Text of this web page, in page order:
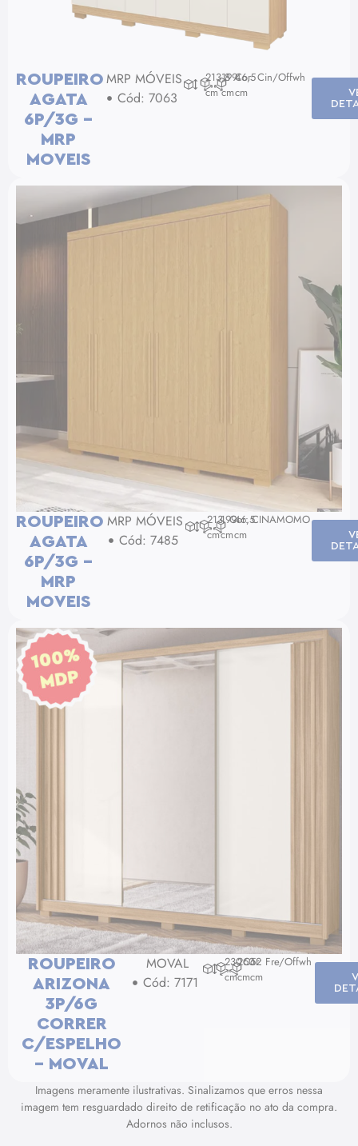
ROUPEIRO
AGATA
6P/3G –
MRP
MOVEIS
MRP MÓVEIS
Cód: 7063
213,8
cm
199
cm
46,5
cm
Cor: Cin/Offwh
ROUPEIRO
AGATA
6P/3G –
MRP
MOVEIS
MRP MÓVEIS
Cód: 7485
213
cm
199
cm
46,5
cm
Cor: CINAMOMO
ROUPEIRO
ARIZONA
3P/6G
CORRER
C/ESPELHO
– MOVAL
MOVAL
Cód: 7171
230
cm
260
cm
52
cm
Cor: Fre/Offwh